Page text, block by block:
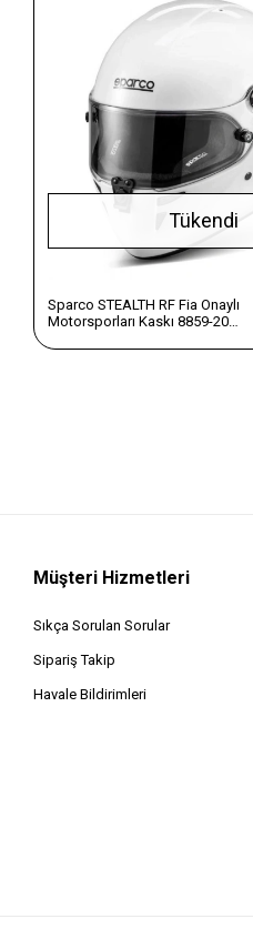
Tükendi
Sparco STEALTH RF Fia Onaylı
Motorsporları Kaskı 8859-2024
Müşteri Hizmetleri
Sıkça Sorulan Sorular
Sipariş Takip
Havale Bildirimleri